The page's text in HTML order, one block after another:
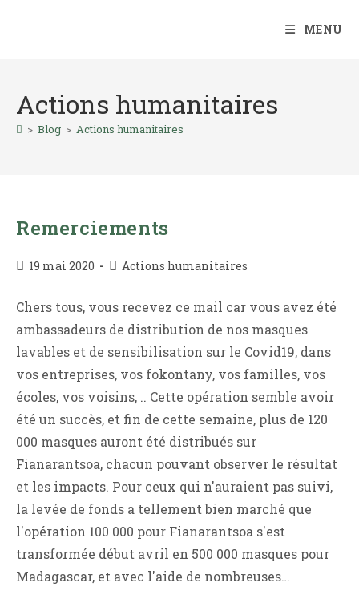
MENU
Actions humanitaires
> Blog > Actions humanitaires
Remerciements
Publication
19 mai 2020
PostActions humanitaires
Chers tous, vous recevez ce mail car vous avez été
ambassadeurs de distribution de nos masques
lavables et de sensibilisation sur le Covid19, dans
vos entreprises, vos fokontany, vos familles, vos
écoles, vos voisins, .. Cette opération semble avoir
été un succès, et fin de cette semaine, plus de 120
000 masques auront été distribués sur
Fianarantsoa, chacun pouvant observer le résultat
et les impacts. Pour ceux qui n'auraient pas suivi,
la levée de fonds a tellement bien marché que
l'opération 100 000 pour Fianarantsoa s'est
transformée début avril en 500 000 masques pour
Madagascar, et avec l'aide de nombreuses…